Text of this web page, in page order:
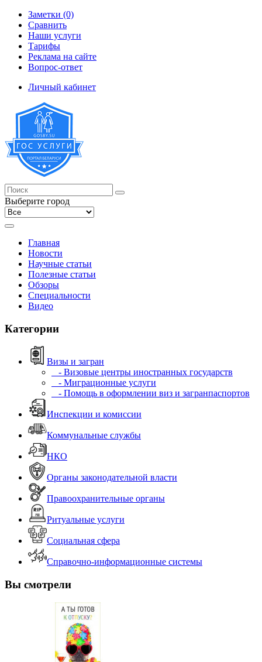
Заметки (0)
Сравнить
Наши услуги
Тарифы
Реклама на сайте
Вопрос-ответ
Личный кабинет
Выберите город
Главная
Новости
Научные статьи
Полезные статьи
Обзоры
Специальности
Видео
Категории
Визы и загран
- Визовые центры иностранных государств
- Миграционные услуги
- Помощь в оформлении виз и загранпаспортов
Инспекции и комиссии
Коммунальные службы
НКО
Органы законодательной власти
Правоохранительные органы
Ритуальные услуги
Социальная сфера
Справочно-информационные системы
Вы смотрели